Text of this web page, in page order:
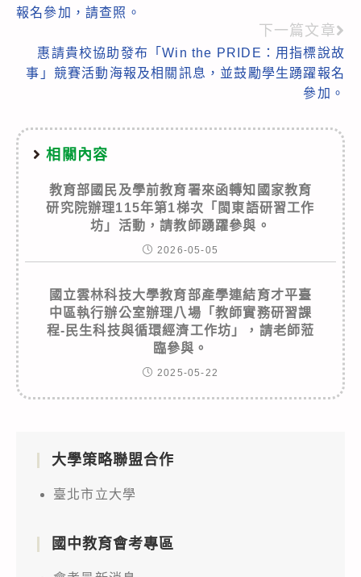
報名參加，請查照。
下一篇文章
惠請貴校協助發布「Win the PRIDE：用指標說故
事」競賽活動海報及相關訊息，並鼓勵學生踴躍報名
參加。
相關內容
教育部國民及學前教育署來函轉知國家教育
研究院辦理115年第1梯次「閩東語研習工作
坊」活動，請教師踴躍參與。
2026-05-05
國立雲林科技大學教育部產學連結育才平臺
中區執行辦公室辦理八場「教師實務研習課
程-民生科技與循環經濟工作坊」，請老師蒞
臨參與。
2025-05-22
大學策略聯盟合作
臺北市立大學
國中教育會考專區